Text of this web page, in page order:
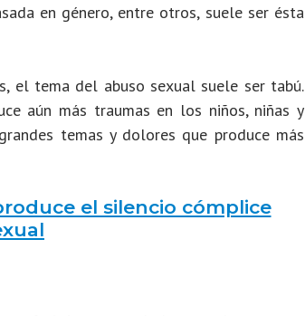
en género, entre otros, suele ser ésta
el tema del abuso sexual suele ser tabú.
aún más traumas en los niños, niñas y
temas y dolores que produce más
el silencio cómplice
SEGUIR LEYENDO